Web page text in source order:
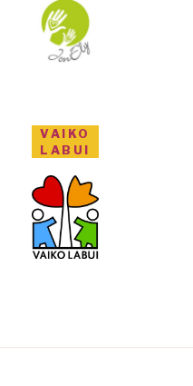
VAIKO
LABUI